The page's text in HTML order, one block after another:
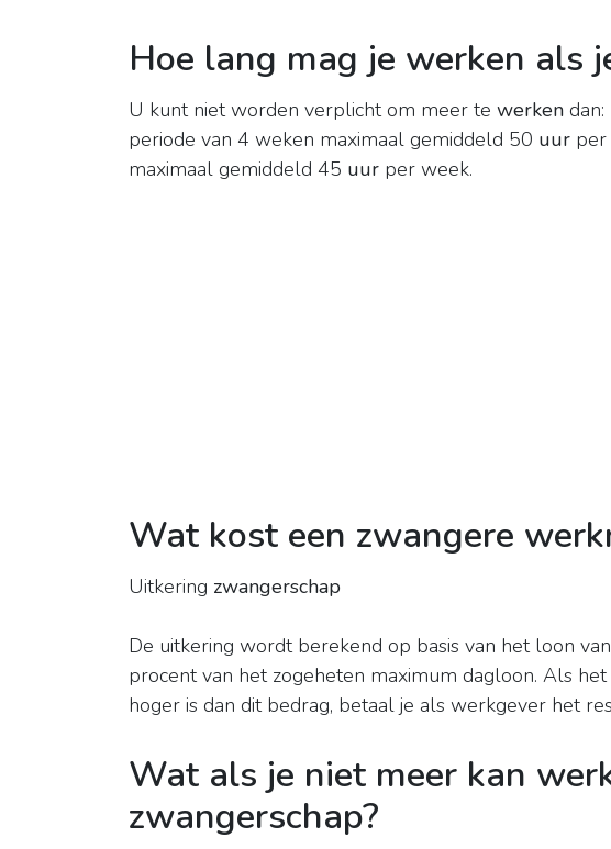
Hoe lang mag je werken als
U kunt niet worden verplicht om meer te werken
periode van 4 weken maximaal gemiddeld 50 uur per
maximaal gemiddeld 45 uur per week.
Wat kost een zwangere
Uitkering zwangerschap
De uitkering wordt berekend op basis van het loon
procent van het zogeheten maximum dagloon. Als
hoger is dan dit bedrag, betaal je als werkgever het
Wat als je niet meer kan
zwangerschap?